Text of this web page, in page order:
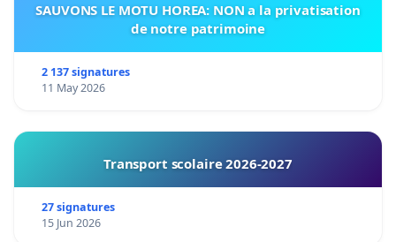
SAUVONS LE MOTU HOREA: NON a la privatisation
de notre patrimoine
2 137 signatures
11 May 2026
Transport scolaire 2026-2027
27 signatures
15 Jun 2026